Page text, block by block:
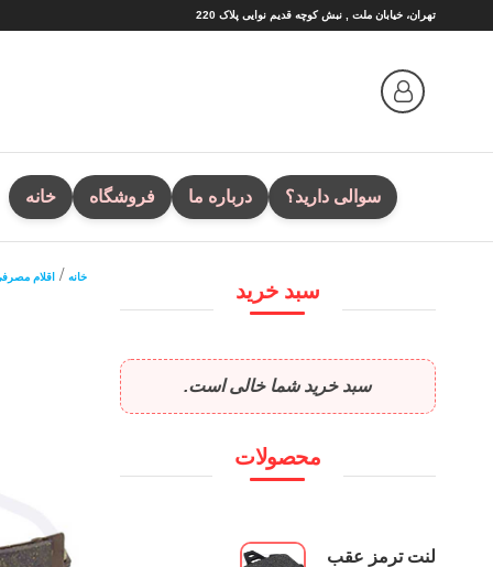
تهران، خیابان ملت , نبش کوچه قدیم نوایی پلاک 220
سوالی دارید؟ درباره ما فروشگاه خانه
خانه / اقلام
سبد خرید
سبد خرید شما خالی است.
محصولات
لنت ترمز عقب